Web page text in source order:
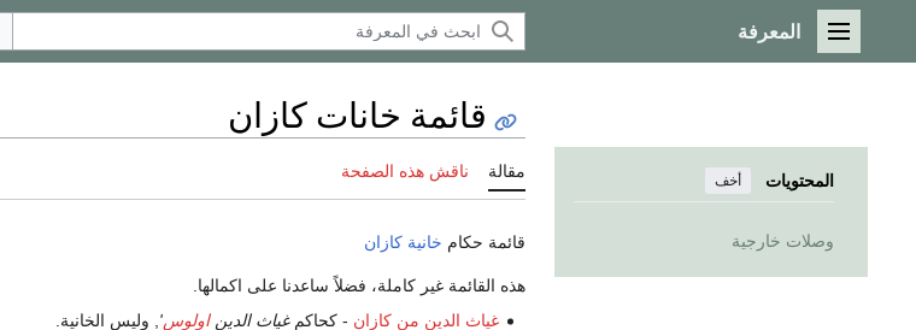
القائمة الرئيسية
المعرفة
المحتويات أخف
وصلات خارجية
قائمة خانات كازان
مقالة ناقش هذه الصفحة
قائمة حكام خانية كازان
هذه القائمة غير كاملة، فضلاً ساعدنا على اكمالها.
غياث الدين من كازان - كحاكمغياث الديناولوس' , وليس الخانية.